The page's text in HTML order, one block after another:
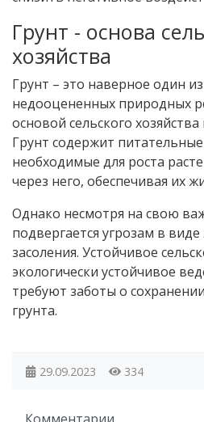
Грунт - основа
хозяйства
Грунт – это наверное один
недооцененных природных
основой сельского
Грунт содержит
необходимые для роста
через него, обеспечивая их
Однако несмотря на свою
подвергается угрозам в
засоления. Устойчивое
экологически устойчивое
требуют заботы о
грунта.
29.09.2023 334